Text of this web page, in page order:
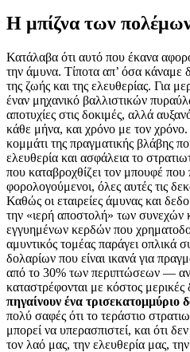
Η μπίζνα των
Κατάλαβα ότι αυτό που έκανα
την άμυνα. Τίποτα απ’ όσα κάναμε
της ζωής και της ελευθερίας. Για
έναν μηχανικό βαλλιστικών
αποτυχίες στις δοκιμές, αλλά
κάθε μήνα, και χρόνο με τον
κομμάτι της πραγματικής βλάβης
ελευθερία και ασφάλεια το
που καταβροχθίζει τον μπουφέ
φορολογούμενοι, όλες αυτές τις
Καθώς οι εταιρείες άμυνας και
την «ιερή αποστολή» των συνεχών
εγγυημένων κερδών που
αμυντικός τομέας παράγει οπλικά
δολαρίων που είναι ικανά για
από το 30% των περιπτώσεων —
καταστρέφονται με κόστος μερικές
πηγαίνουν ένα τρισεκατομμύριο
πολύ σαφές ότι το τεράστιο
μπορεί να υπερασπιστεί, και ότι
τον λαό μας, την ελευθερία μας,